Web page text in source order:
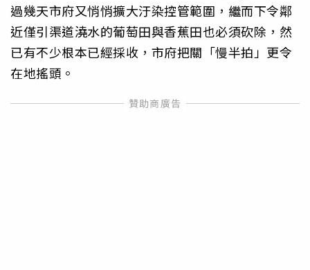
過幾天市府又悄悄擴大汙染控管範圍，繼而下令鄰
近僅引渠道澆水的葡萄田與香蕉田也必須砍除，然
已有不少根本已經採收，市府把關「慢半拍」更令
在地搖頭。